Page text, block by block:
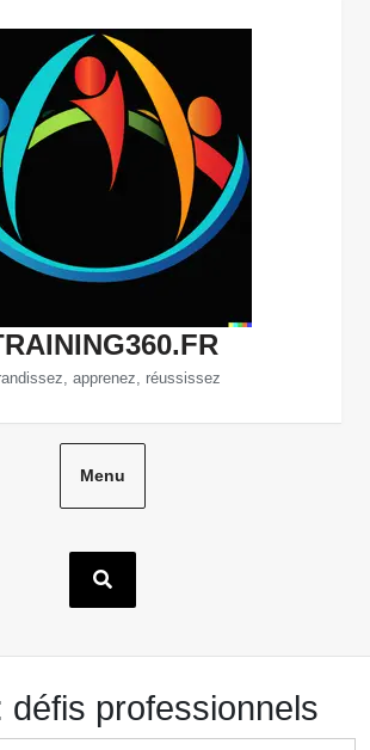
apprenez, réussissez
Menu
défis professionnels